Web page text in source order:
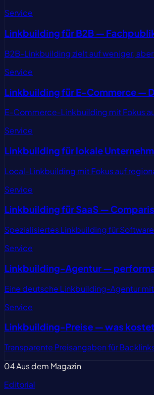
Service
Linkbuilding für B2B —
B2B-Linkbuilding zielt auf weniger,
Service
Linkbuilding für E-Commerce —
E-Commerce-Linkbuilding mit Fokus
Service
Linkbuilding für lokale
Local-Linkbuilding mit Fokus auf
Service
Linkbuilding für SaaS —
Spezialisiertes Linkbuilding für
Service
Linkbuilding-Agentur —
Eine deutsche Linkbuilding-Agentur mit
Service
Linkbuilding-Preise — was
Transparente Preisangaben für
04Aus dem Magazin
Editorial